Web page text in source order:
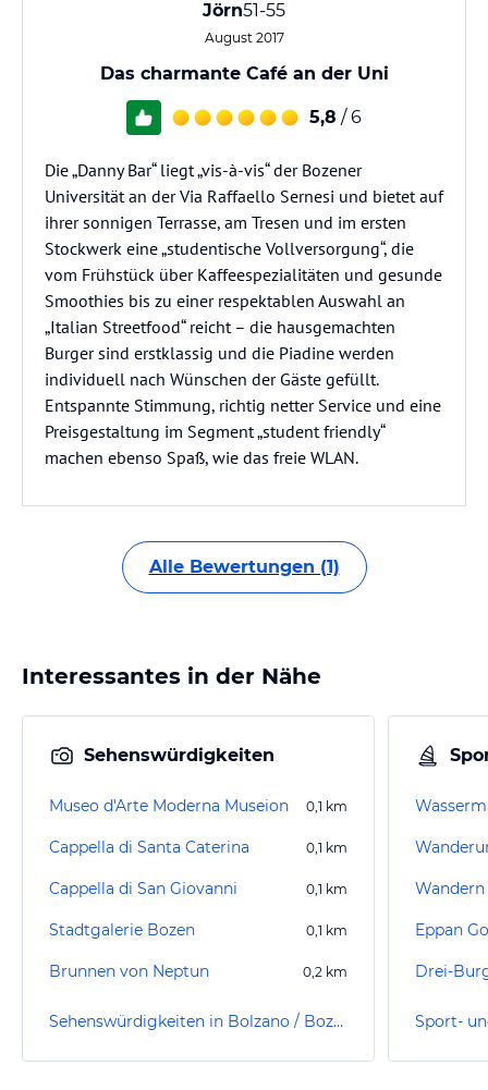
Jörn51-55
August 2017
Das charmante Café an der Uni
5,8 / 6
Die „Danny Bar“ liegt „vis-à-vis“ der Bozener
Universität an der Via Raffaello Sernesi und bietet auf
ihrer sonnigen Terrasse, am Tresen und im ersten
Stockwerk eine „studentische Vollversorgung“, die
vom Frühstück über Kaffeespezialitäten und gesunde
Smoothies bis zu einer respektablen Auswahl an
„Italian Streetfood“ reicht – die hausgemachten
Burger sind erstklassig und die Piadine werden
individuell nach Wünschen der Gäste gefüllt.
Entspannte Stimmung, richtig netter Service und eine
Preisgestaltung im Segment „student friendly“
machen ebenso Spaß, wie das freie WLAN.
Alle Bewertungen (1)
Interessantes in der Nähe
Sehenswürdigkeiten
Museo d'Arte Moderna Museion 0,1 km
Cappella di Santa Caterina 0,1 km
Cappella di San Giovanni 0,1 km
Stadtgalerie Bozen 0,1 km
Brunnen von Neptun 0,2 km
Sehenswürdigkeiten in Bolzano / Bozen
Eppan
Drei-